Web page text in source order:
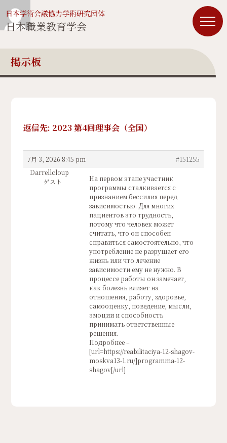
日本学術会議協力学術研究団体
日本職業教育学会
掲示板
返信先: 2023 第4回理事会（全国）
7月 3, 2026 8:45 pm
#151255
Darrellcloup
ゲスト
На первом этапе участник
программы сталкивается с
признанием бессилия перед
зависимостью. Для многих
пациентов это трудность,
потому что человек может
считать, что он способен
справиться самостоятельно, что
употребление не разрушает его
жизнь или что лечение
зависимости ему не нужно. В
процессе работы он замечает,
как болезнь влияет на
отношения, работу, здоровье,
самооценку, поведение, мысли,
эмоции и способность
принимать ответственные
решения.
Подробнее –
[url=https://reabilitaciya-12-shagov-
moskva13-1.ru/]programma-12-
shagov[/url]